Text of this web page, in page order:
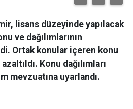
lisans düzeyinde yapılacak
ve dağılımlarının
Ortak konular içeren konu
Konu dağılımları
mevzuatına uyarlandı.